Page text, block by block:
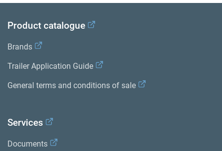
Product catalogue
Brands
Trailer Application Guide
General terms and conditions of sale
Services
Documents